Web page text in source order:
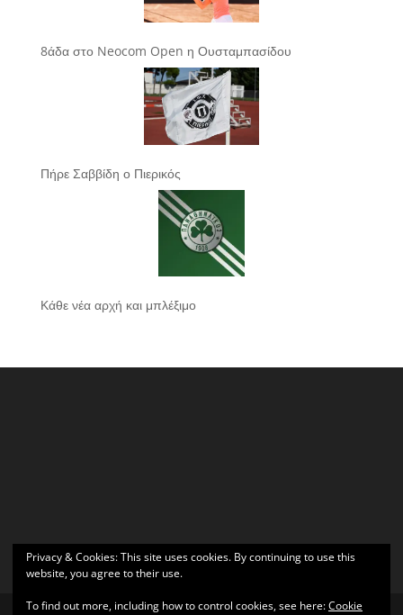
8άδα στο Neocom Open η Ουσταμπασίδου
Πήρε Σαββίδη ο Πιερικός
Κάθε νέα αρχή και μπλέξιμο
Privacy & Cookies: This site uses cookies. By continuing to use this
website, you agree to their use.
To find out more, including how to control cookies, see here:Cookie